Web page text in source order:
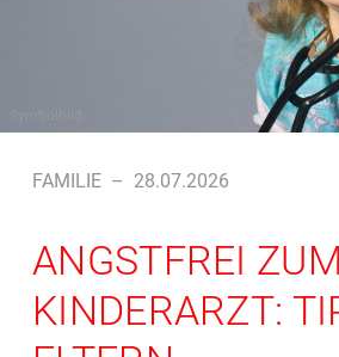
FAMILIE – 28.07.2026
ANGSTFREI ZUM
KINDERARZT: